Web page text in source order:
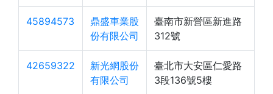
45894573
鼎盛車業股
份有限公司
臺南市新營區新進路
312號
42659322
新光網股份
有限公司
臺北市大安區仁愛路
3段136號5樓